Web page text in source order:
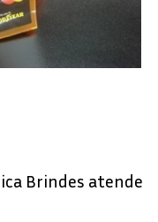
Brindes atende